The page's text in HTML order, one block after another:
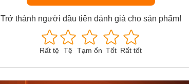
Trở thành người đầu tiên đánh giá cho sản phẩm!
Rất tệ Tệ Tạm ổn Tốt Rất tốt